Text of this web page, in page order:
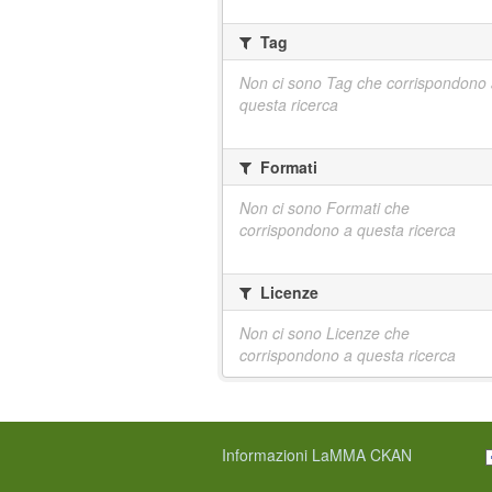
Tag
Non ci sono Tag che corrispondono
questa ricerca
Formati
Non ci sono Formati che
corrispondono a questa ricerca
Licenze
Non ci sono Licenze che
corrispondono a questa ricerca
Informazioni LaMMA CKAN